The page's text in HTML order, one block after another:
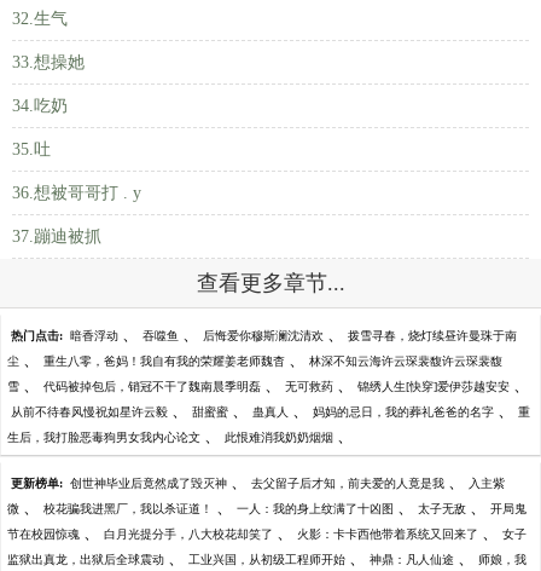
32.生气
33.想操她
34.吃奶
35.吐
36.想被哥哥打 . у
37.蹦迪被抓
查看更多章节...
热门点击: 暗香浮动 、 吞噬鱼 、 后悔爱你穆斯澜沈清欢 、 拨雪寻春，烧灯续昼许曼珠于南
尘 、 重生八零，爸妈！我自有我的荣耀姜老师魏杳 、 林深不知云海许云琛裴馥许云琛裴馥
雪 、 代码被掉包后，销冠不干了魏南晨季明磊 、 无可救药 、 锦绣人生[快穿]爱伊莎越安安 、
从前不待春风慢祝如星许云毅 、 甜蜜蜜 、 蛊真人 、 妈妈的忌日，我的葬礼爸爸的名字 、 重
生后，我打脸恶毒狗男女我内心论文 、 此恨难消我奶奶烟烟 、
更新榜单: 创世神毕业后竟然成了毁灭神 、 去父留子后才知，前夫爱的人竟是我 、 入主紫
微 、 校花骗我进黑厂，我以杀证道！ 、 一人：我的身上纹满了十凶图 、 太子无敌 、 开局鬼
节在校园惊魂 、 白月光提分手，八大校花却笑了 、 火影：卡卡西他带着系统又回来了 、 女子
监狱出真龙，出狱后全球震动 、 工业兴国，从初级工程师开始 、 神鼎：凡人仙途 、 师娘，我